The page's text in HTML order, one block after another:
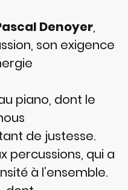
Denoyer,
son exigence
piano, dont le
de justesse.
percussions, qui a
à l’ensemble.